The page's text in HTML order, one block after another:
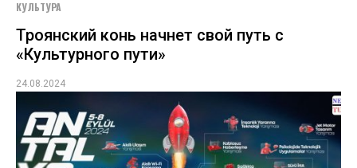
КУЛЬТУРА
Троянский конь начнет свой путь с
«Культурного пути»
24.08.2024